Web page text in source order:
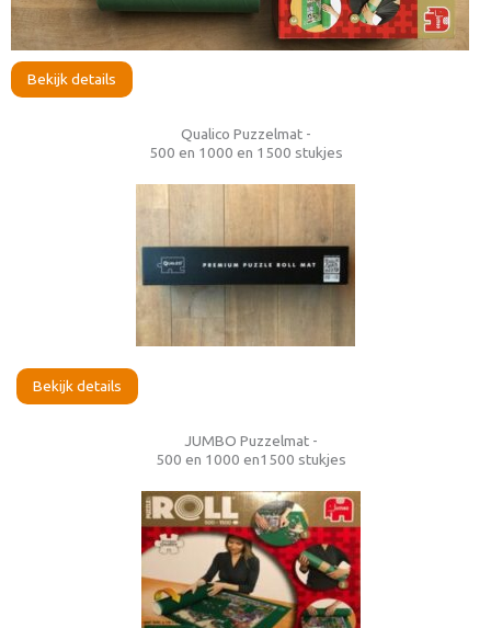
Bekijk details
Qualico Puzzelmat -
500 en 1000 en 1500 stukjes
Bekijk details
JUMBO Puzzelmat -
500 en 1000 en1500 stukjes